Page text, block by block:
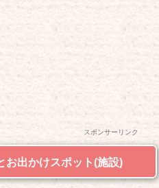
スポンサーリンク
お出かけスポット(施設)